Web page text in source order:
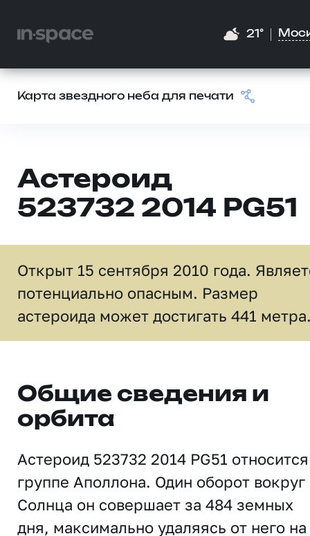
21°
Карта звездного неба для печати
Астероид
523732 2014 PG51
Открыт 15 сентября 2010 года.
потенциально опасным. Размер
астероида может достигать 441
Общие сведения и
орбита
Астероид 523732 2014 PG51
группе Аполлона. Один оборот вокруг
Солнца он совершает за 484 земных
дня, максимально удаляясь от него на